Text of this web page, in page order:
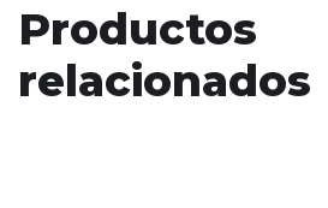
Productos
relacionados